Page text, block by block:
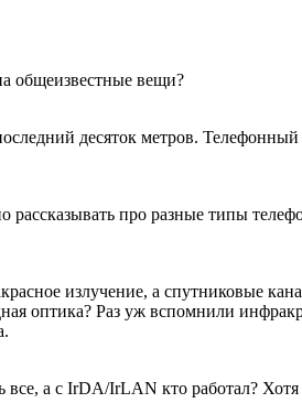
общеизвестные вещи?
десяток метров. Телефонный
про разные типы
излучение, а спутниковые
оптика? Раз уж вспомнили
а с IrDA/IrLAN кто работал? Хотя